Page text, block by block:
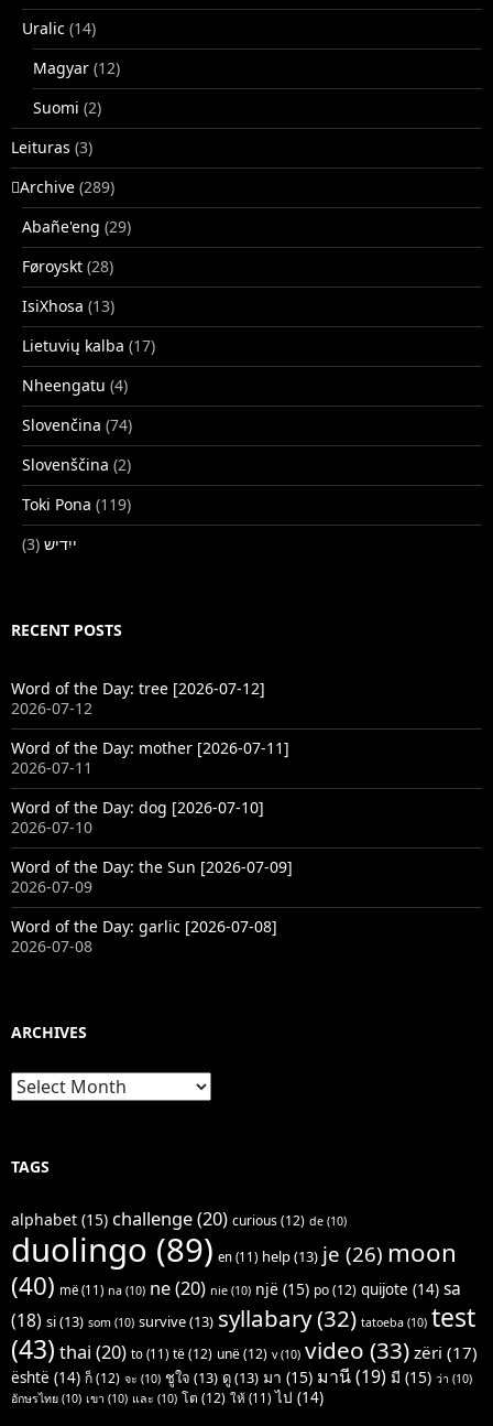
Uralic (14)
Magyar (12)
Suomi (2)
Leituras (3)
􏿽Archive (289)
Abañe'eng (29)
Føroyskt (28)
IsiXhosa (13)
Lietuvių kalba (17)
Nheengatu (4)
Slovenčina (74)
Slovenščina (2)
Toki Pona (119)
ייִדיש (3)
RECENT POSTS
Word of the Day: tree [2026-07-12]
2026-07-12
Word of the Day: mother [2026-07-11]
2026-07-11
Word of the Day: dog [2026-07-10]
2026-07-10
Word of the Day: the Sun [2026-07-09]
2026-07-09
Word of the Day: garlic [2026-07-08]
2026-07-08
ARCHIVES
Archives
TAGS
alphabet (15) challenge(20) curious(12) de (10)
duolingo (89) en (11) help(13) je (26) moon
(40) më (11) na (10) ne(20) nie (10) një (15) po(12) quijote (14) sa
(18) si(13) som (10) survive(13) syllabary(32) tatoeba (10) test
(43) thai (20) to (11) të(12) unë(12) v(10) video (33) zëri (17)
është (14) ก็(12) จะ (10) ชูใจ (13) ดู(13) มา (15) มานี(19) มี (15) ว่า (10)
อักษรไทย (10) เขา (10) และ (10) โต (12) ให้ (11) ไป (14)